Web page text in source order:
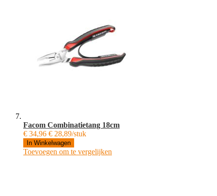
Facom Combinatietang 18cm
€ 34,96 € 28,89/stuk
In Winkelwagen
Toevoegen om te vergelijken